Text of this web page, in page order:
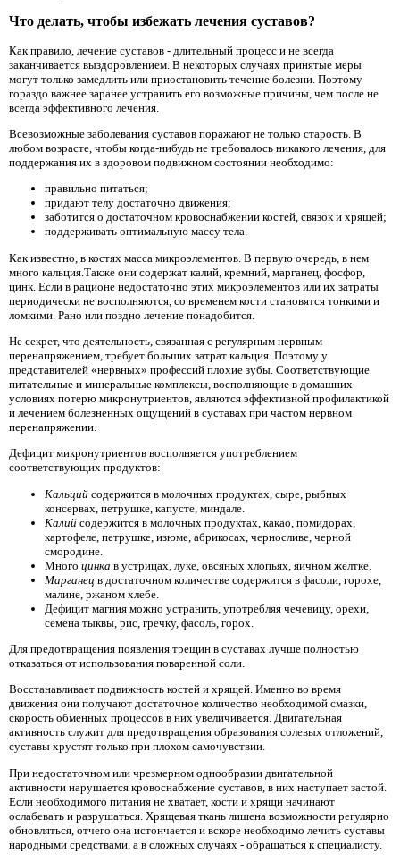
Что делать, чтобы избежать лечения суставов?
Как правило, лечение суставов - длительный процесс и не всегда
заканчивается выздоровлением. В некоторых случаях принятые меры
могут только замедлить или приостановить течение болезни. Поэтому
гораздо важнее заранее устранить его возможные причины, чем после не
всегда эффективного лечения.
Всевозможные заболевания суставов поражают не только старость. В
любом возрасте, чтобы когда-нибудь не требовалось никакого лечения, для
поддержания их в здоровом подвижном состоянии необходимо:
правильно питаться;
придают телу достаточно движения;
заботится о достаточном кровоснабжении костей, связок и хрящей;
поддерживать оптимальную массу тела.
Как известно, в костях масса микроэлементов. В первую очередь, в нем
много кальция.Также они содержат калий, кремний, марганец, фосфор,
цинк. Если в рационе недостаточно этих микроэлементов или их затраты
периодически не восполняются, со временем кости становятся тонкими и
ломкими. Рано или поздно лечение понадобится.
Не секрет, что деятельность, связанная с регулярным нервным
перенапряжением, требует больших затрат кальция. Поэтому у
представителей «нервных» профессий плохие зубы. Соответствующие
питательные и минеральные комплексы, восполняющие в домашних
условиях потерю микронутриентов, являются эффективной профилактикой
и лечением болезненных ощущений в суставах при частом нервном
перенапряжении.
Дефицит микронутриентов восполняется употреблением
соответствующих продуктов:
Кальций содержится в молочных продуктах, сыре, рыбных
консервах, петрушке, капусте, миндале.
Калий содержится в молочных продуктах, какао, помидорах,
картофеле, петрушке, изюме, абрикосах, черносливе, черной
смородине.
Много цинка в устрицах, луке, овсяных хлопьях, яичном желтке.
Марганец в достаточном количестве содержится в фасоли, горохе,
малине, ржаном хлебе.
Дефицит магния можно устранить, употребляя чечевицу, орехи,
семена тыквы, рис, гречку, фасоль, горох.
Для предотвращения появления трещин в суставах лучше полностью
отказаться от использования поваренной соли.
Восстанавливает подвижность костей и хрящей. Именно во время
движения они получают достаточное количество необходимой смазки,
скорость обменных процессов в них увеличивается. Двигательная
активность служит для предотвращения образования солевых отложений,
суставы хрустят только при плохом самочувствии.
При недостаточном или чрезмерном однообразии двигательной
активности нарушается кровоснабжение суставов, в них наступает застой.
Если необходимого питания не хватает, кости и хрящи начинают
ослабевать и разрушаться. Хрящевая ткань лишена возможности регулярно
обновляться, отчего она истончается и вскоре необходимо лечить суставы
народными средствами, а в сложных случаях - обращаться к специалисту.